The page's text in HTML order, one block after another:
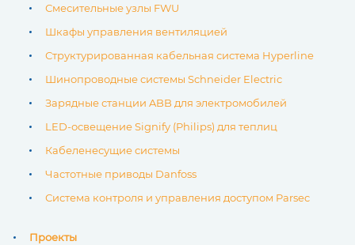
Смесительные узлы FWU
Шкафы управления вентиляцией
Структурированная кабельная система Hyperline
Шинопроводные системы Schneider Electric
Зарядные станции ABB для электромобилей
LED-освещение Signify (Philips) для теплиц
Кабеленесущие системы
Частотные приводы Danfoss
Система контроля и управления доступом Parsec
Проекты